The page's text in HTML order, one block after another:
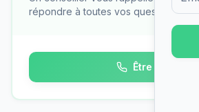
répondre à toutes vos questions
Être rappelé